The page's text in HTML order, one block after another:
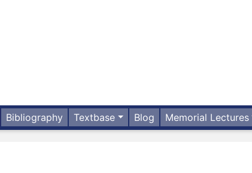
Bibliography Textbase Blog Memorial Lectures